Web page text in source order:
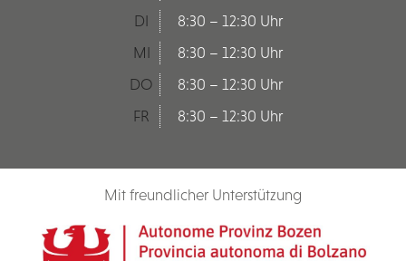
DI
8:30 – 12:30 Uhr
MI
8:30 – 12:30 Uhr
DO
8:30 – 12:30 Uhr
FR
8:30 – 12:30 Uhr
Mit freundlicher Unterstützung